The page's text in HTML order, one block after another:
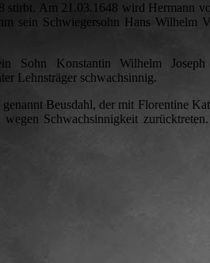
stirbt. Am 21.03.1648 wird Hermann
sein Schwiegersohn Hans Wilhelm
Sohn Konstantin Wilhelm
Lehnsträger schwachsinnig.
Beusdahl, der mit Florentine
Schwachsinnigkeit